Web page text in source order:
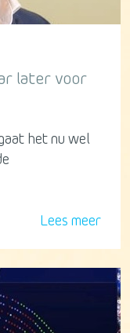
later voor
het nu wel
Lees meer